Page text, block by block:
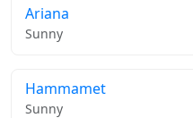
Ariana
Sunny
Hammamet
Sunny